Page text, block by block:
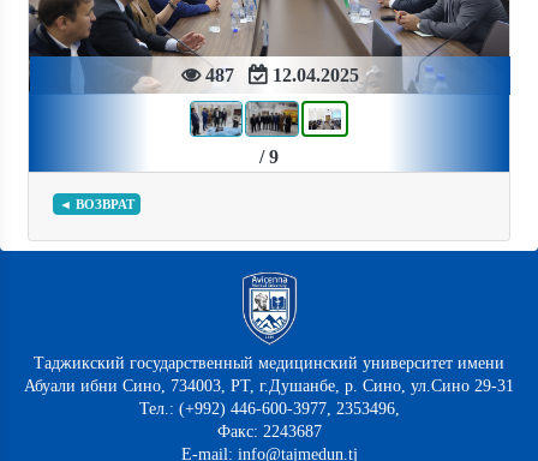
487 12.04.2025
/ 9
◄ ВОЗВРАТ
Таджикский государственный медицинский университет имени
Абуали ибни Сино, 734003, РТ, г.Душанбе, р. Сино, ул.Сино 29-31
Тел.: (+992) 446-600-3977, 2353496,
Факс: 2243687
E-mail: info@tajmedun.tj